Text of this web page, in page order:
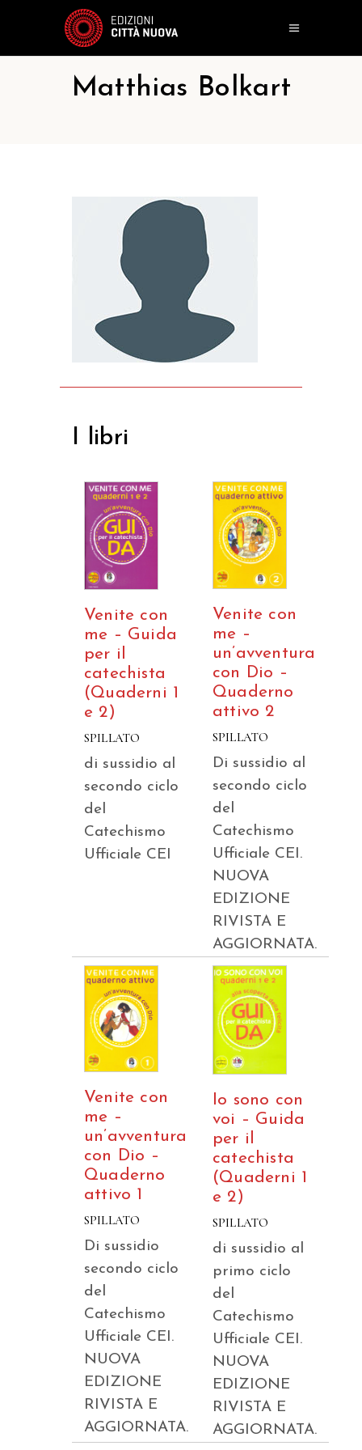
Matthias Bolkart
I libri
Venite con
me – Guida
per il
catechista
(Quaderni 1
e 2)
SPILLATO
di sussidio al
secondo ciclo
del
Catechismo
Ufficiale CEI
Venite con
me –
un’avventura
con Dio –
Quaderno
attivo 2
SPILLATO
Di sussidio al
secondo ciclo
del
Catechismo
Ufficiale CEI.
NUOVA
EDIZIONE
RIVISTA E
AGGIORNATA.
Venite con
me –
un’avventura
con Dio –
Quaderno
attivo 1
SPILLATO
Di sussidio
secondo ciclo
del
Catechismo
Ufficiale CEI.
NUOVA
EDIZIONE
RIVISTA E
AGGIORNATA.
Io sono con
voi – Guida
per il
catechista
(Quaderni 1
e 2)
SPILLATO
di sussidio al
primo ciclo
del
Catechismo
Ufficiale CEI.
NUOVA
EDIZIONE
RIVISTA E
AGGIORNATA.